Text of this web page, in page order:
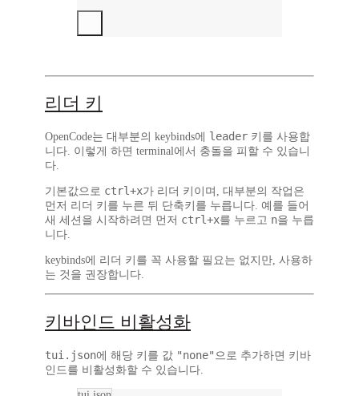
리더 키
OpenCode는 대부분의 keybinds에 leader 키를 사용합
니다. 이렇게 하면 terminal에서 충돌을 피할 수 있습니
다.
기본값으로 ctrl+x가 리더 키이며, 대부분의 작업은
먼저 리더 키를 누른 뒤 단축키를 누릅니다. 예를 들어
새 세션을 시작하려면 먼저 ctrl+x를 누르고 n을 누릅
니다.
keybinds에 리더 키를 꼭 사용할 필요는 없지만, 사용하
는 것을 권장합니다.
키바인드 비활성화
tui.json에 해당 키를 값 "none" 으로 추가하면 키바
인드를 비활성화할 수 있습니다.